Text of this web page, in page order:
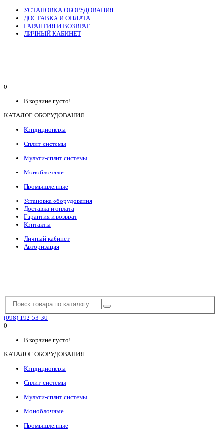
УСТАНОВКА ОБОРУДОВАНИЯ
ДОСТАВКА И ОПЛАТА
ГАРАНТИЯ И ВОЗВРАТ
ЛИЧНЫЙ КАБИНЕТ
0
В корзине пусто!
КАТАЛОГ ОБОРУДОВАНИЯ
Кондиционеры
Сплит-системы
Мульти-сплит системы
Моноблочные
Промышленные
Установка оборудования
Доставка и оплата
Гарантия и возврат
Контакты
Личный кабинет
Авторизация
(098) 192-53-30
0
В корзине пусто!
КАТАЛОГ ОБОРУДОВАНИЯ
Кондиционеры
Сплит-системы
Мульти-сплит системы
Моноблочные
Промышленные